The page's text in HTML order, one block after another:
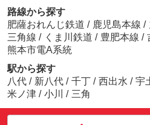
路線から探す
肥薩おれんじ鉄道 / 鹿児島本線 /
三角線 / くま川鉄道 / 豊肥本線 /
熊本市電A系統
駅から探す
八代 / 新八代 / 千丁 / 西出水 / 宇
米ノ津 / 小川 / 三角